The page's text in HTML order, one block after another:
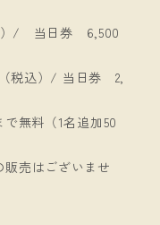
）/ 当日券 6,500
税込）/ 当日券 2,
で無料（1名追加50
売はございませ